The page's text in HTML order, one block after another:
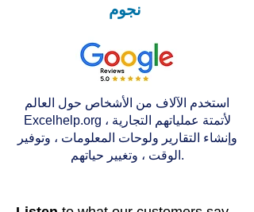
نجوم
استخدم الآلاف من الأشخاص حول العالم
Excelhelp.org لأتمتة عملياتهم التجارية ،
وإنشاء التقارير ولوحات المعلومات ، وتوفير
الوقت ، وتغيير حياتهم.